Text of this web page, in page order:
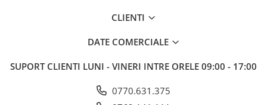
CLIENTI
DATE COMERCIALE
SUPORT CLIENTI LUNI - VINERI INTRE ORELE 09:00 - 17:00
0770.631.375